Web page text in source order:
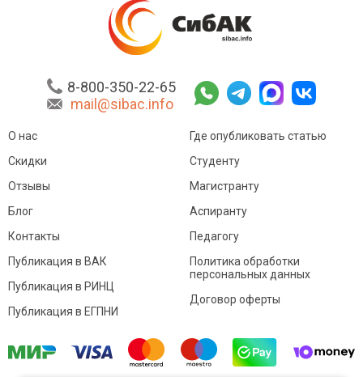
8-800-350-22-65
mail@sibac.info
О нас
Скидки
Отзывы
Блог
Контакты
Где опубликовать статью
Студенту
Магистранту
Аспиранту
Педагогу
Публикация в ВАК
Публикация в РИНЦ
Публикация в ЕГПНИ
Политика обработки
персональных данных
Договор оферты